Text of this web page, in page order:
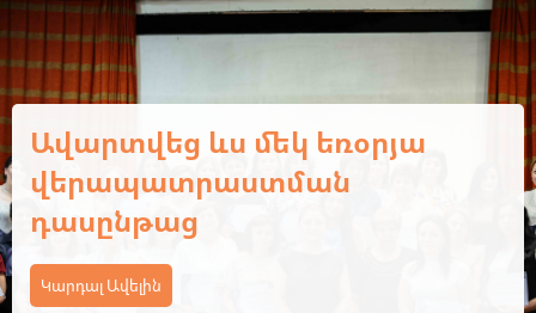
Ավարտվեց ևս մեկ եռօրյա
վերապատրաստման
դասընթաց
Կարդալ Ավելին